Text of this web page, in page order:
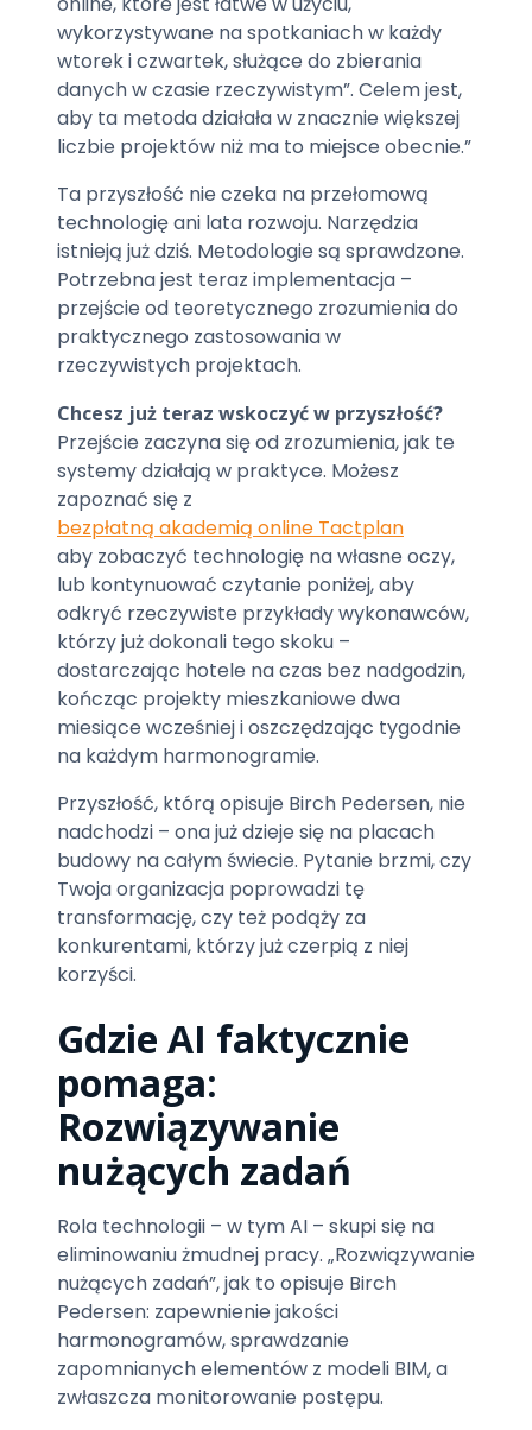
wykorzystywane na spotkaniach w każdy
wtorek i czwartek, służące do zbierania
danych w czasie rzeczywistym”. Celem jest,
aby ta metoda działała w znacznie większej
liczbie projektów niż ma to miejsce obecnie.”
Ta przyszłość nie czeka na przełomową
technologię ani lata rozwoju. Narzędzia
istnieją już dziś. Metodologie są sprawdzone.
Potrzebna jest teraz implementacja –
przejście od teoretycznego zrozumienia do
praktycznego zastosowania w
rzeczywistych projektach.
Chcesz już teraz wskoczyć w przyszłość?
Przejście zaczyna się od zrozumienia, jak te
systemy działają w praktyce. Możesz
zapoznać się z
bezpłatną akademią online Tactplan
aby zobaczyć technologię na własne oczy,
lub kontynuować czytanie poniżej, aby
odkryć rzeczywiste przykłady wykonawców,
którzy już dokonali tego skoku –
dostarczając hotele na czas bez nadgodzin,
kończąc projekty mieszkaniowe dwa
miesiące wcześniej i oszczędzając tygodnie
na każdym harmonogramie.
Przyszłość, którą opisuje Birch Pedersen, nie
nadchodzi – ona już dzieje się na placach
budowy na całym świecie. Pytanie brzmi, czy
Twoja organizacja poprowadzi tę
transformację, czy też podąży za
konkurentami, którzy już czerpią z niej
korzyści.
Gdzie AI faktycznie
pomaga:
Rozwiązywanie
nużących zadań
Rola technologii – w tym AI – skupi się na
eliminowaniu żmudnej pracy. „Rozwiązywanie
nużących zadań”, jak to opisuje Birch
Pedersen: zapewnienie jakości
harmonogramów, sprawdzanie
zapomnianych elementów z modeli BIM, a
zwłaszcza monitorowanie postępu.